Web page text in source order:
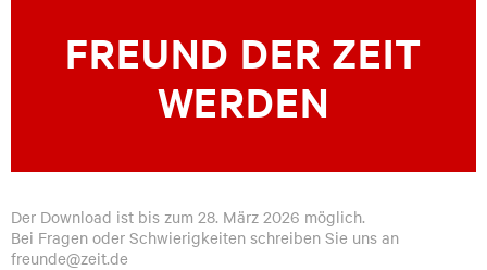
FREUND DER ZEIT
WERDEN
Der Download ist bis zum 28. März 2026 möglich.
Bei Fragen oder Schwierigkeiten schreiben Sie uns an
freunde@zeit.de